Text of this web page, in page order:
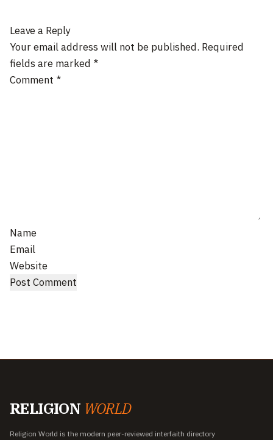
Leave a Reply
Your email address will not be published. Required
fields are marked *
Comment *
Name
Email
Website
RELIGION WORLD
Religion World is the modern peer-reviewed interfaith directory